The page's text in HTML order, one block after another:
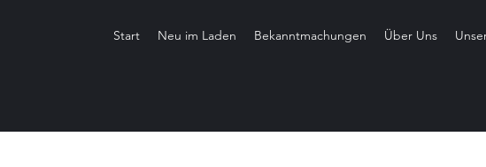
Start Neu im Laden Bekanntmachungen Über Uns